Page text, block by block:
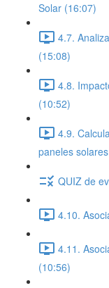
Solar (16:07)
4.7.
(15:08)
4.8.
(10:52)
4.9.
paneles
QUIZ de
4.10.
4.11.
(10:56)